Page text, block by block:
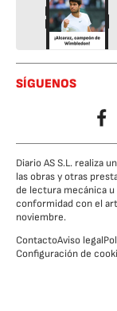
SÍGUENOS
Diario AS S.L. realiza
las obras y otras
de lectura mecánica
conformidad con el
noviembre.
ContactoAviso legal
Configuración de